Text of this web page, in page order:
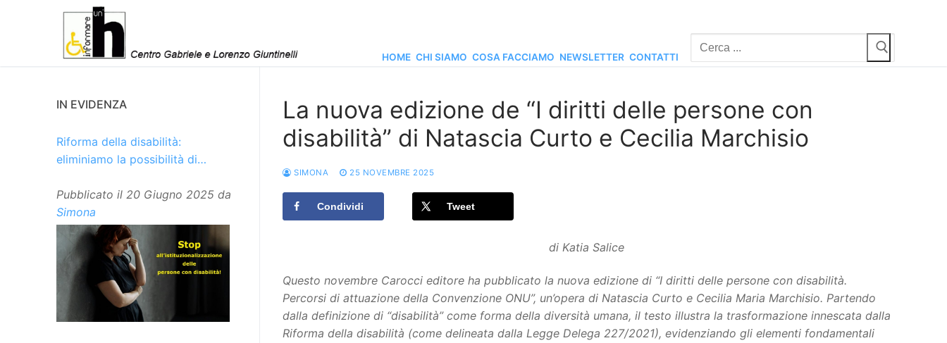
HOME CHI SIAMO COSA FACCIAMO NEWSLETTER CONTATTI
Cerca:
La nuova edizione de “I diritti delle persone con
disabilità” di Natascia Curto e Cecilia Marchisio
SIMONA 25 NOVEMBRE 2025
Condividi Tweet
di Katia Salice
Questo novembre Carocci editore ha pubblicato la nuova edizione di “I diritti delle persone con disabilità.
Percorsi di attuazione della Convenzione ONU”, un’opera di Natascia Curto e Cecilia Maria Marchisio. Partendo
dalla definizione di “disabilità” come forma della diversità umana, il testo illustra la trasformazione innescata dalla
Riforma della disabilità (come delineata dalla Legge Delega 227/2021), evidenziando gli elementi fondamentali
IN EVIDENZA
Riforma della disabilità:
eliminiamo la possibilità di
Pubblicato il 20 Giugno 2025 da
Simona